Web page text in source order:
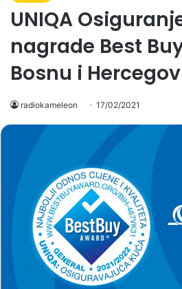
UNIQA
nagrade Best
Bosnu i
radiokameleon 17/02/2021